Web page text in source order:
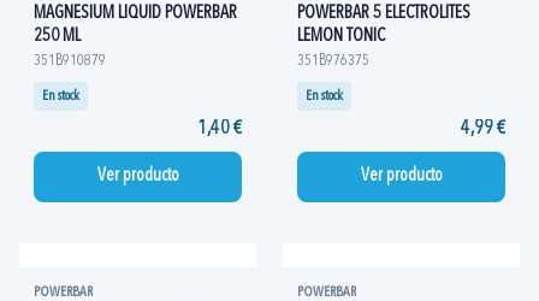
MAGNESIUM LIQUID POWERBAR
250 ML
351B910879
En stock
1,40 €
Ver producto
POWERBAR 5 ELECTROLITES
LEMON TONIC
351B976375
En stock
4,99 €
Ver producto
POWERBAR POWERBAR